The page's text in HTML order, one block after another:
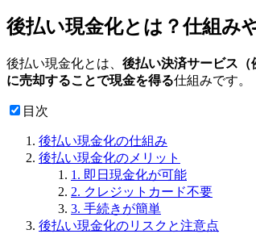
後払い現金化とは？仕組み
後払い現金化とは、 後払い決済サービス
に売却することで現金を得る仕組みです。
目次
後払い現金化の仕組み
後払い現金化のメリット
1. 即日現金化が可能
2. クレジットカード不要
3. 手続きが簡単
後払い現金化のリスクと注意点